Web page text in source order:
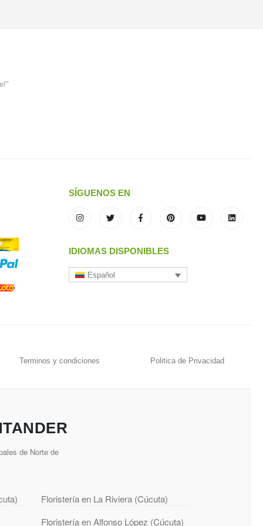
SÍGUENOS EN
IDIOMAS DISPONIBLES
Español
Terminos y condiciones Politica de Privacidad
de Norte de
Floristería en La Riviera (Cúcuta)
Floristería en Alfonso López (Cúcuta)